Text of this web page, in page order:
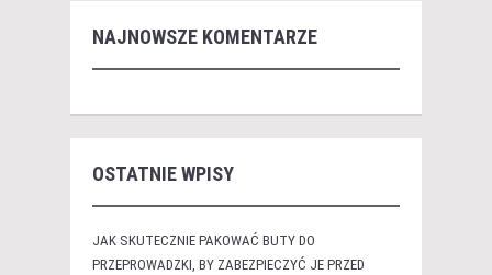
NAJNOWSZE KOMENTARZE
OSTATNIE WPISY
JAK SKUTECZNIE PAKOWAĆ BUTY DO
PRZEPROWADZKI, BY ZABEZPIECZYĆ JE PRZED